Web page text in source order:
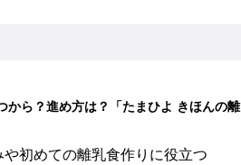
から？進め方は？「たまひよ きほんの離
初めての離乳食作りに役立つ